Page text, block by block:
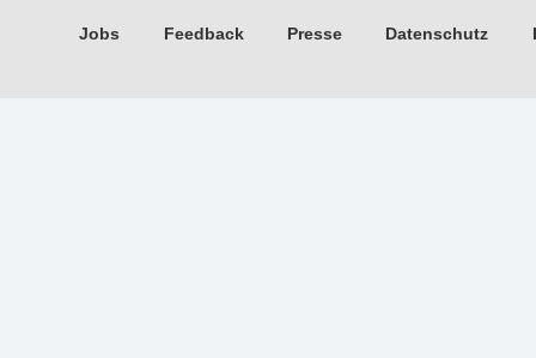
Jobs Feedback Presse Datenschutz